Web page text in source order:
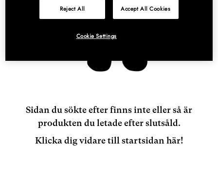
Sidan du sökte efter finns inte eller så är
produkten du letade efter slutsåld.
Klicka dig vidare till startsidan här!
Reject All Accept All Cookies
Cookie Settings